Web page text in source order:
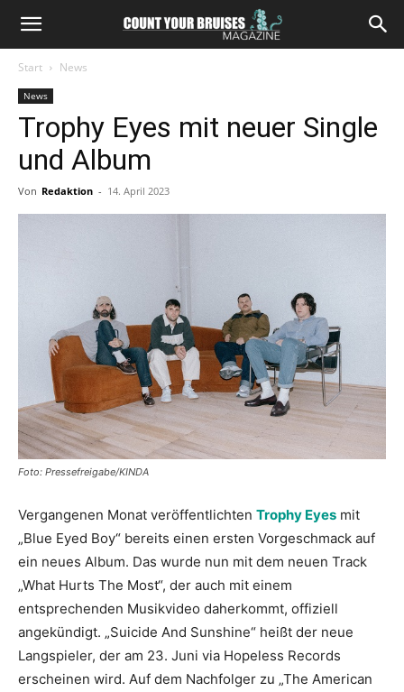
Start News
News
Trophy Eyes mit neuer Single
und Album
Von Redaktion - 14. April 2023
Foto: Pressefreigabe/KINDA
Vergangenen Monat veröffentlichten Trophy Eyes mit
„Blue Eyed Boy“ bereits einen ersten Vorgeschmack auf
ein neues Album. Das wurde nun mit dem neuen Track
„What Hurts The Most“, der auch mit einem
entsprechenden Musikvideo daherkommt, offiziell
angekündigt. „Suicide And Sunshine“ heißt der neue
Langspieler, der am 23. Juni via Hopeless Records
erscheinen wird. Auf dem Nachfolger zu „The American